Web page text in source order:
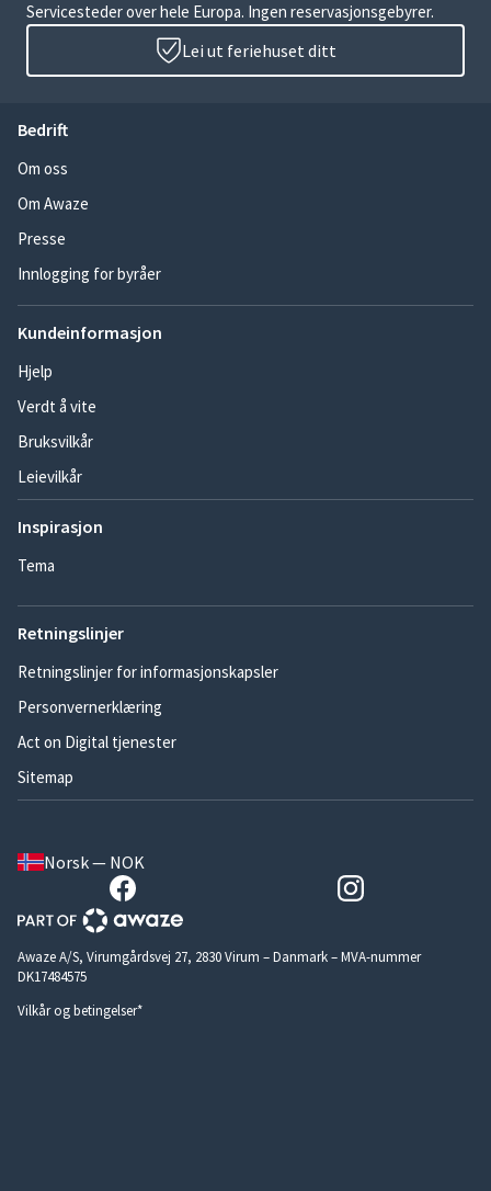
Servicesteder over hele Europa. Ingen reservasjonsgebyrer.
Lei ut feriehuset ditt
Bedrift
Om oss
Om Awaze
Presse
Innlogging for byråer
Kundeinformasjon
Hjelp
Verdt å vite
Bruksvilkår
Leievilkår
Inspirasjon
Tema
Retningslinjer
Retningslinjer for informasjonskapsler
Personvernerklæring
Act on Digital tjenester
Sitemap
Norsk — NOK
Awaze A/S, Virumgårdsvej 27, 2830 Virum – Danmark – MVA-nummer
DK17484575
Vilkår og betingelser*